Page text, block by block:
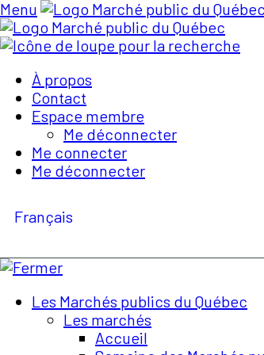
Menu
À propos
Contact
Espace membre
Me déconnecter
Me connecter
Me déconnecter
Français
Les Marchés publics du Québec
Les marchés
Accueil